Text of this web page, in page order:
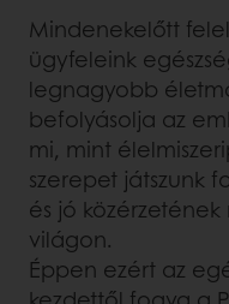
Mindenekelőtt
ügyfeleink
legnagyobb
befolyásolja az
mi, mint
szerepet játszunk
és jó
világon.
Éppen ezért az